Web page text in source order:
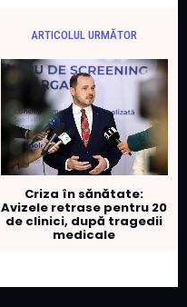
ARTICOLUL URMĂTOR
Criza în sănătate:
Avizele retrase pentru 20
de clinici, după tragedii
medicale